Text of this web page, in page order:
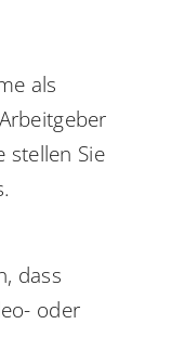
als
stellen Sie
dass
oder